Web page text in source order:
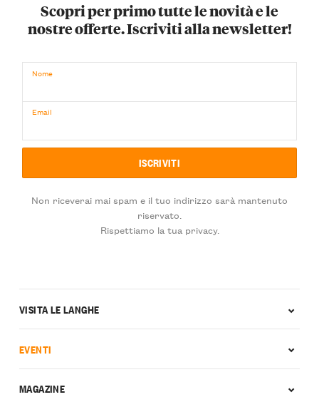
Scopri per primo tutte le novità e le
nostre offerte. Iscriviti alla newsletter!
Nome
Email
Non riceverai mai spam e il tuo indirizzo sarà mantenuto
riservato.
Rispettiamo la tua privacy.
VISITA LE LANGHE
EVENTI
MAGAZINE